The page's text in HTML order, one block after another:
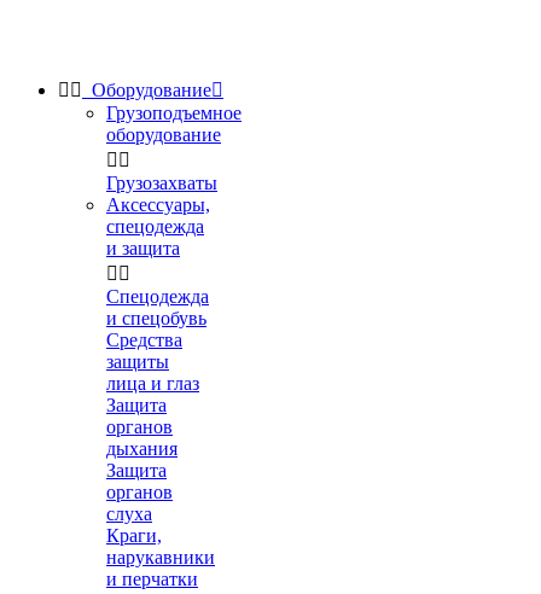
  Оборудование
Грузоподъемное
оборудование
 
Грузозахваты
Аксессуары,
спецодежда
и защита
 
Спецодежда
и спецобувь
Средства
защиты
лица и глаз
Защита
органов
дыхания
Защита
органов
слуха
Краги,
нарукавники
и перчатки